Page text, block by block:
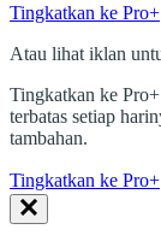
Tingkatkan ke Pro+
Atau lihat iklan
Tingkatkan ke
terbatas setiap
tambahan.
Tingkatkan ke Pro+